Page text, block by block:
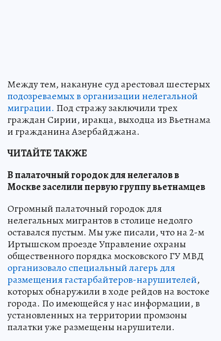
Между тем, накануне суд арестовал шестерых
подозреваемых в организации нелегальной
миграции. Под стражу заключили трех
граждан Сирии, иракца, выходца из Вьетнама
и гражданина Азербайджана.
ЧИТАЙТЕ ТАКЖЕ
В палаточный городок для нелегалов в
Москве заселили первую группу вьетнамцев
Огромный палаточный городок для
нелегальных мигрантов в столице недолго
оставался пустым. Мы уже писали, что на 2-м
Иртышском проезде Управление охраны
общественного порядка московского ГУ МВД
организовало специальный лагерь для
размещения гастарбайтеров-нарушителей,
которых обнаружили в ходе рейдов на востоке
города. По имеющейся у нас информации, в
установленных на территории промзоны
палатки уже размещены нарушители.